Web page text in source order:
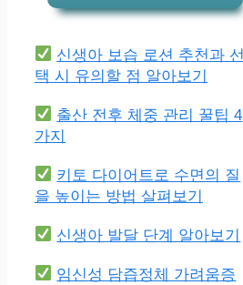
신생아 보습 로션 추천과 선
택 시 유의할 점 알아보기
출산 전후 체중 관리 꿀팁 4
가지
키토 다이어트로 수면의 질
을 높이는 방법 살펴보기
신생아 발달 단계 알아보기
임신성 담즙정체 가려움증